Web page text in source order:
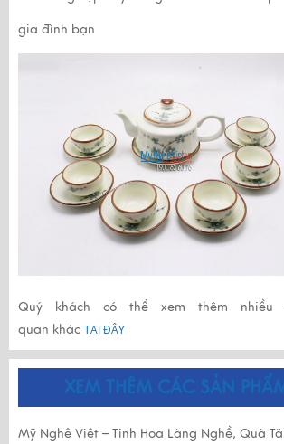
gia đình bạn
Quý khách có thể xem thêm nhiều
quan khác TẠI ĐÂY
XEM THÊM CÁC SẢN
Mỹ Nghệ Việt – Tinh Hoa Làng Nghề, Quà